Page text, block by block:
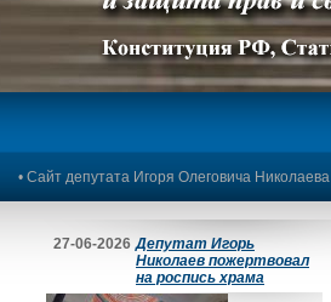
• Сайт депутата Игоря Олеговича Николаева
27-06-2026 Депутат Игорь
Николаев пожертвовал
на роспись храма